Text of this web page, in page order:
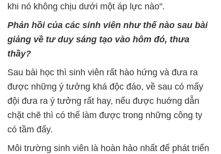
khi nó không chịu dưới một áp lực nào".
Phản hồi của các sinh viên như thế nào sau bài
giảng về tư duy sáng tạo vào hôm đó, thưa
thầy?
Sau bài học thì sinh viên rất hào hứng và đưa ra
được những ý tưởng khá độc đáo, về sau có mấy
đội đưa ra ý tưởng rất hay, nếu được huớng dẫn
chặt chẽ thì có thể làm được trong những công ty
có tầm đấy.
Môi trường sinh viên là hoàn hảo nhất để phát triển